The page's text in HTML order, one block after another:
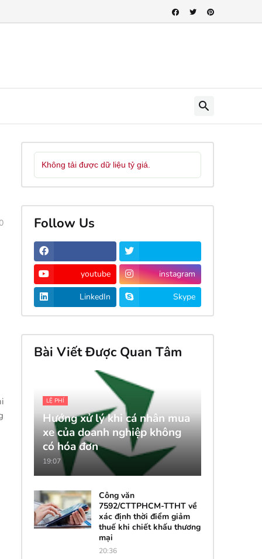
Không tải được dữ liệu tỷ giá.
Follow Us
youtube instagram
LinkedIn Skype
Bài Viết Được Quan Tâm
LỆ PHÍ
Hướng xử lý khi cá nhân mua
xe của doanh nghiệp không
có hóa đơn
19:07
Công văn
7592/CTTPHCM-TTHT về
xác định thời điểm giảm
thuế khi chiết khấu thương
mại
20:36